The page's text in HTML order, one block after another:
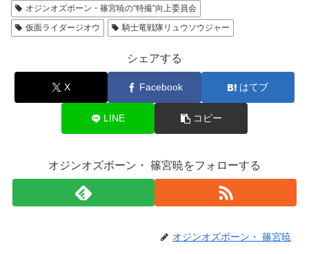
オジンオズボーン・篠宮暁の“特撮”向上委員会
仮面ライダージオウ
騎士竜戦隊リュウソウジャー
シェアする
X Facebook はてブ
LINE コピー
オジンオズボーン・ 篠宮暁をフォローする
オジンオズボーン・ 篠宮暁